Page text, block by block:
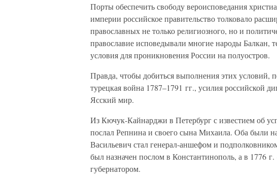
Порты обеспечить свободу вероисповедания
империи российское правительство толковало
православных не только религиозного, но и
православие исповедывали многие народы Балкан,
условия для проникновения России на полуостров.
Правда, чтобы добиться выполнения этих условий,
турецкая война 1787–1791 гг., усилия российской
Ясский мир.
Из Кючук-Кайнарджи в Петербург с известием об
послал Репнина и своего сына Михаила. Оба были
Васильевич стал генерал-аншефом и
был назначен послом в Константинополь, а в 1776
губернатором.